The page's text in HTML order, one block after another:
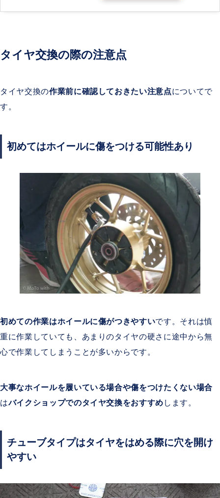
タイヤ交換の際の注意点
タイヤ交換の作業前に確認しておきたい注意点についてで
す。
初めてはホイールに傷をつける可能性あり
初めての作業はホイールに傷がつきやすいです。それは慎
重に作業していても、あまりのタイヤの硬さに途中から無
心で作業してしまうことが多いからです。
大事なホイールを履いている場合や傷をつけたくない場合
はバイクショップでのタイヤ交換をおすすめ します。
チューブタイプはタイヤをはめる際に穴を開け
やすい